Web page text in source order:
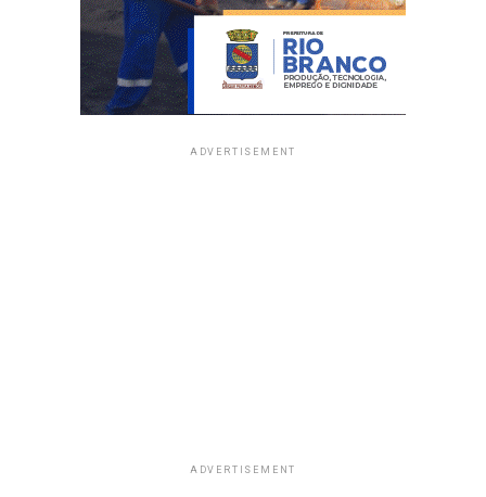
ADVERTISEMENT
ADVERTISEMENT